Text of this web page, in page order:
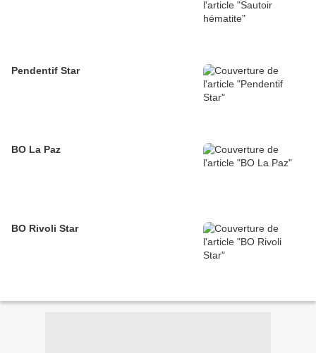
Pendentif Star
BO La Paz
BO Rivoli Star